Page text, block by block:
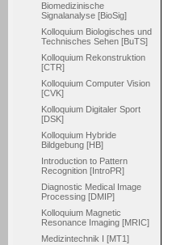
Biomedizinische
Signalanalyse [BioSig]
Kolloquium Biologisches und
Technisches Sehen [BuTS]
Kolloquium Rekonstruktion
[CTR]
Kolloquium Computer Vision
[CVK]
Kolloquium Digitaler Sport
[DSK]
Kolloquium Hybride
Bildgebung [HB]
Introduction to Pattern
Recognition [IntroPR]
Diagnostic Medical Image
Processing [DMIP]
Kolloquium Magnetic
Resonance Imaging [MRIC]
Medizintechnik I [MT1]